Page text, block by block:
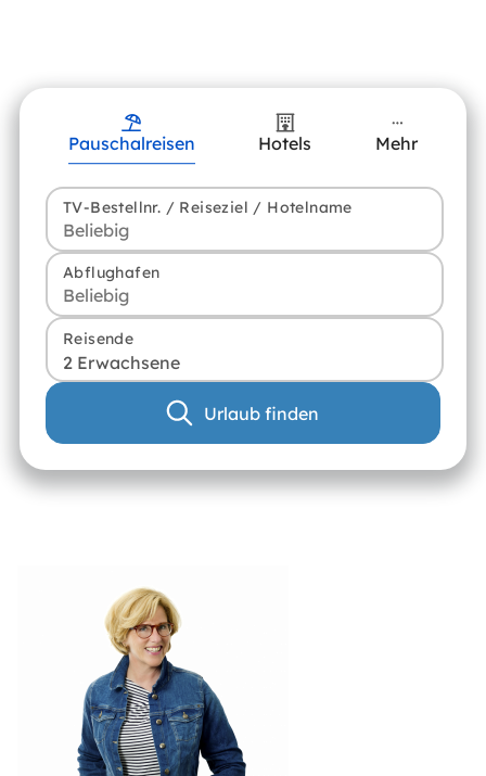
Pauschalreisen Hotels Mehr
TV-Bestellnr. / Reiseziel / Hotelname
Abflughafen
Reisende
2 Erwachsene
Urlaub finden